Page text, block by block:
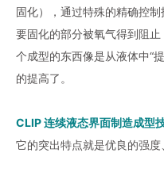
固化），通过特殊的精确控
要固化的部分被氧气得到阻
个成型的东西像是从液体中“
的提高了。
CLIP 连续液态界面制造成型
它的突出特点就是优良的强度